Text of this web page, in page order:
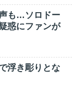
も…ソロドー
惑にファンが
浮き彫りとな